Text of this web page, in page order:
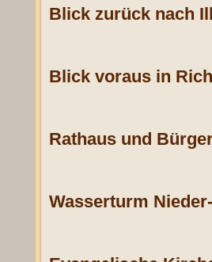
Blick zurück nach
Blick voraus in
Rathaus und
Wasserturm